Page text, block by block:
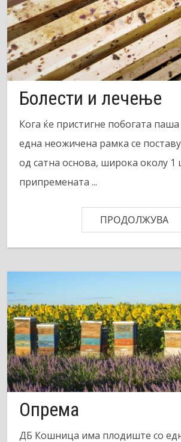
Болести и лечење
Кога ќе пристигне побогата
една неожичена рамка се
од сатна основа, широка околу 1
припремената ...
ПРОДОЛЖУВА
Опрема
ДБ Кошница има плодиште со